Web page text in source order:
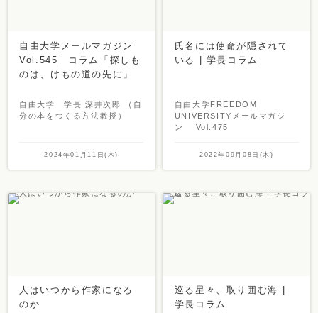
自由大学メールマガジン
Vol.545｜コラム「探しも
のは、けもの道の先に」
自由大学 学長 深井次郎 （自
分の本をつくる方法教授）
2024年01月11日(木)
氏名には使命が隠されて
いる | 学長コラム
自由大学FREEDOM
UNIVERSITYメールマガジ
ン Vol.475
2022年09月08日(木)
人はいつから作家になる
のか
巡る星々、取り囲む海 |
学長コラム